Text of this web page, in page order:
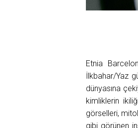
Etnia
İlkbahar/Yaz
dünyasına
kimliklerin
görselleri,
gibi görünen